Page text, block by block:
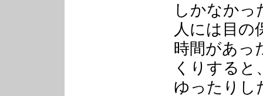
しかなかっ
人には目の
時間があっ
くりする
ゆったりし